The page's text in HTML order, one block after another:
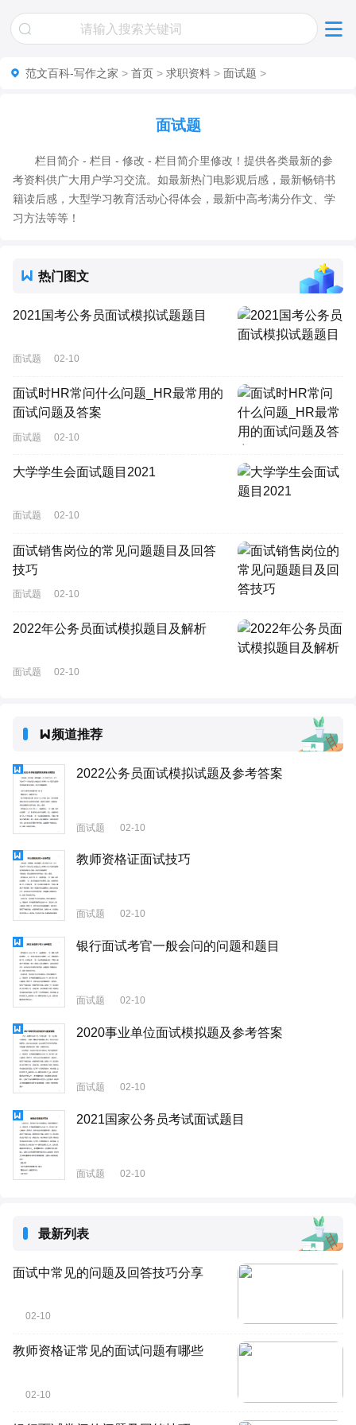
范文百科-写作之家 > 首页 > 求职资料 > 面试题 >
面试题
栏目简介 - 栏目 - 修改 - 栏目简介里修改！提供各类最新的参
考资料供广大用户学习交流。如最新热门电影观后感，最新畅销书
籍读后感，大型学习教育活动心得体会，最新中高考满分作文、学
习方法等等！
热门图文
2021国考公务员面试模拟试题题目
面试题 02-10
面试时HR常问什么问题_HR最常用的
面试问题及答案
面试题 02-10
大学学生会面试题目2021
面试题 02-10
面试销售岗位的常见问题题目及回答
技巧
面试题 02-10
2022年公务员面试模拟题目及解析
面试题 02-10
频道推荐
2022公务员面试模拟试题及参考答案
面试题 02-10
教师资格证面试技巧
面试题 02-10
银行面试考官一般会问的问题和题目
面试题 02-10
2020事业单位面试模拟题及参考答案
面试题 02-10
2021国家公务员考试面试题目
面试题 02-10
最新列表
面试中常见的问题及回答技巧分享
02-10
教师资格证常见的面试问题有哪些
02-10